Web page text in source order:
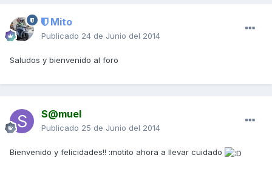
Mito
Publicado 24 de Junio del 2014
Saludos y bienvenido al foro
S@muel
Publicado 25 de Junio del 2014
Bienvenido y felicidades!! :motito ahora a llevar cuidado